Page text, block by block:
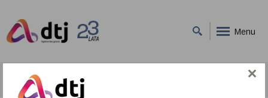
Menu
ROYAL Bruker RO-219 Neutralny preparat do czyszczenia kostki brukowej